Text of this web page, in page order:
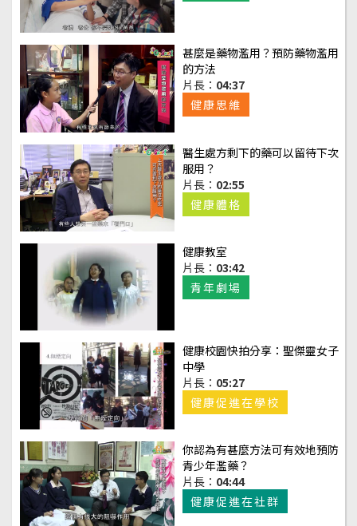
甚麼是藥物濫用？預防藥物濫用
的方法
片長： 04:37
健康思維
醫生處方剩下的藥可以留待下次
服用？
片長： 02:55
健康體格
健康教室
片長： 03:42
青年劇場
健康校園快拍分享：聖傑靈女子
中學
片長： 05:27
健康促進在學校
你認為有甚麼方法可有效地預防
青少年濫藥？
片長： 04:44
健康促進在社群